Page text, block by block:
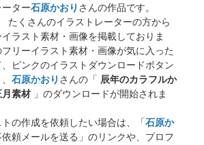
ーター石原かおり さんの作品です。
たくさんのイラストレーターの方から
ラスト素材・画像を掲載しておりま
リーイラスト素材・画像が気に入った
、ピンクのイラストダウンロードボタン
石原かおり さんの「 辰年のカラフルか
素材 」のダウンロードが開始されま
の作成を依頼したい場合は、「石原か
頼メールを送る」のリンクや、プロフ